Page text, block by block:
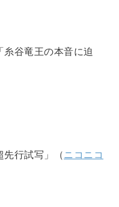
谷竜王の本音に迫
先行試写」（ニコニコ